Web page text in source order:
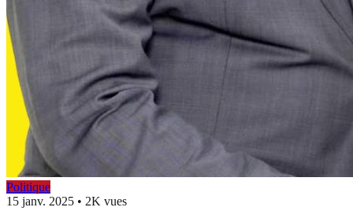
Politique
15 janv. 2025 • 2K vues